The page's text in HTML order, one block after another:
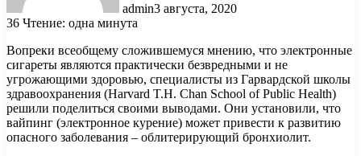
admin3 августа, 2020
36 Чтение: одна минута
Вопреки всеобщему сложившемуся мнению, что электронные
сигареты являются практически безвредными и не
угрожающими здоровью, специалисты из Гарвардской школы
здравоохранения (Harvard T.H. Chan School of Public Health)
решили поделиться своими выводами. Они установили, что
вайпинг (электронное курение) может привести к развитию
опасного заболевания – облитерирующий бронхиолит.